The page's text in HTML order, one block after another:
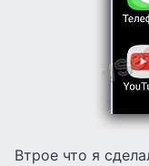
Втрое что я